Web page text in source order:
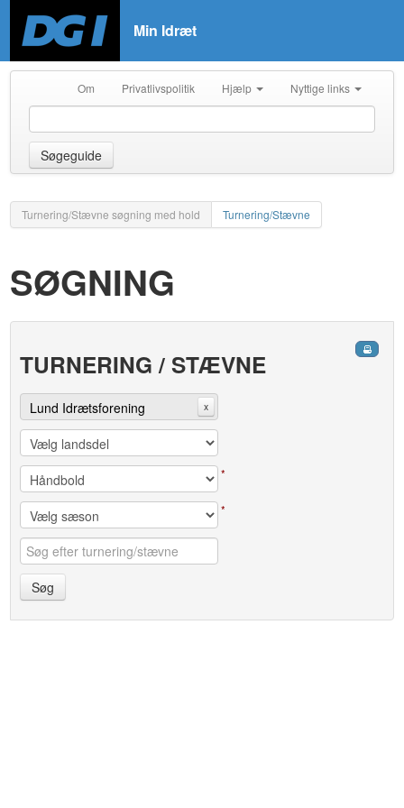
Min Idræt
Om Privatlivspolitik Hjælp Nyttige links
Søgeguide
Turnering/Stævne søgning med hold Turnering/Stævne
SØGNING
TURNERING / STÆVNE
Lund Idrætsforening x
*
*